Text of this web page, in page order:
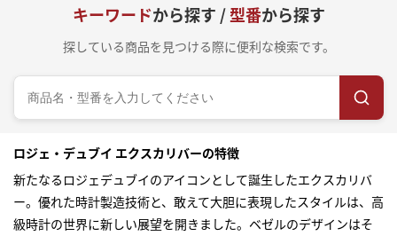
キーワードから探す /型番から探す
探している商品を見つける際に便利な検索です。
ロジェ・デュブイ エクスカリバーの特徴
新たなるロジェデュブイのアイコンとして誕生したエクスカリバ
ー。優れた時計製造技術と、敢えて大胆に表現したスタイルは、高
級時計の世界に新しい展望を開きました。ベゼルのデザインはそ